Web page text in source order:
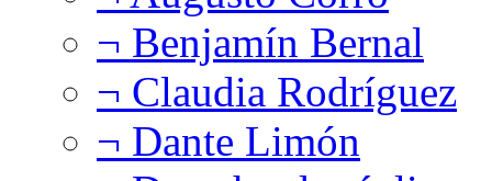
¬ Benjamín Bernal
¬ Claudia Rodríguez
¬ Dante Limón